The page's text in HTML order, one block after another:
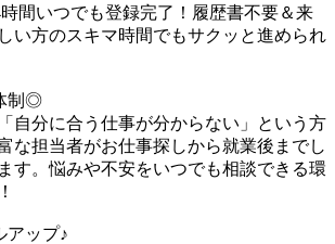
間いつでも登録完了！履歴書不要＆来
い方のスキマ時間でもサクッと進められ
制◎
自分に合う仕事が分からない」という方
な担当者がお仕事探しから就業後までし
す。悩みや不安をいつでも相談できる環
アップ♪